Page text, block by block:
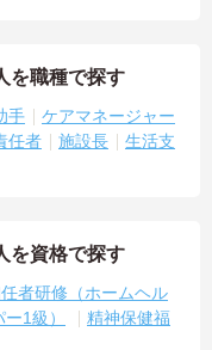
を職種で探す
手
ケアマネージャー
任者 施設長
生活支
を資格で探す
者研修（ホームヘル
1級）
精神保健福